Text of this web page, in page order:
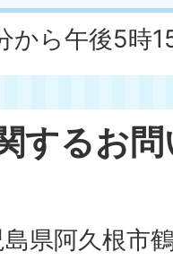
から午後5時
するお
県阿久根市